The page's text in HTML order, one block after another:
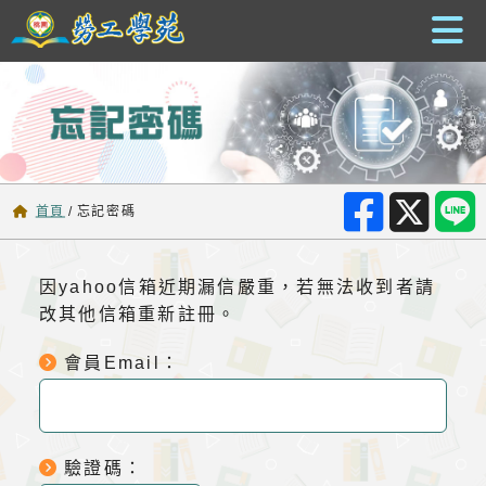
跳到主要內容
首頁 / 忘記密碼
因yahoo信箱近期漏信嚴重，若無法收到者請
改其他信箱重新註冊。
會員Email：
驗證碼：